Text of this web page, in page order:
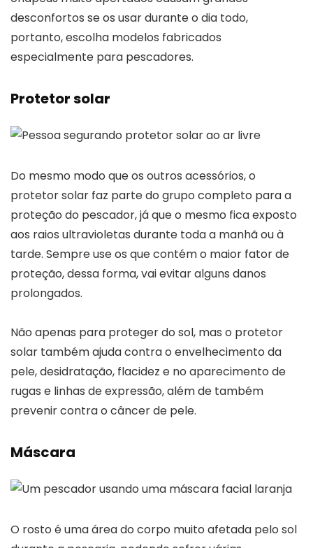
desconfortos se os usar durante o dia todo,
portanto, escolha modelos fabricados
especialmente para pescadores.
Protetor solar
Do mesmo modo que os outros acessórios, o
protetor solar faz parte do grupo completo para a
proteção do pescador, já que o mesmo fica exposto
aos raios ultravioletas durante toda a manhã ou à
tarde. Sempre use os que contém o maior fator de
proteção, dessa forma, vai evitar alguns danos
prolongados.
Não apenas para proteger do sol, mas o protetor
solar também ajuda contra o envelhecimento da
pele, desidratação, flacidez e no aparecimento de
rugas e linhas de expressão, além de também
prevenir contra o câncer de pele.
Máscara
O rosto é uma área do corpo muito afetada pelo sol